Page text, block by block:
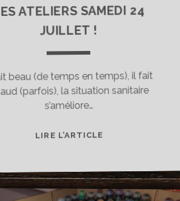
ATELIERS SAMEDI 24
JUILLET !
beau (de temps en temps), il fait
(parfois), la situation sanitaire
s’améliore…
LIRE L’ARTICLE[ATELIER
DES
ATELIERS